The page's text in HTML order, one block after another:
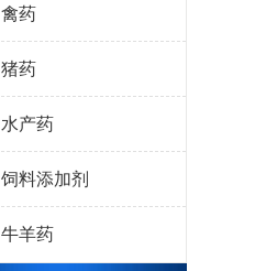
禽药
猪药
水产药
饲料添加剂
牛羊药